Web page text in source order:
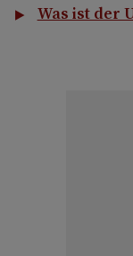
Was ist der